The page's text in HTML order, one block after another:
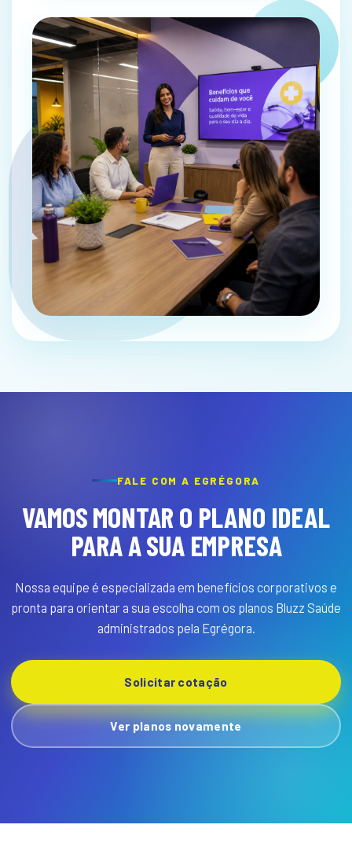
FALE COM A EGRÉGORA
VAMOS MONTAR O PLANO IDEAL
PARA A SUA EMPRESA
Nossa equipe é especializada em benefícios corporativos e
pronta para orientar a sua escolha com os planos Bluzz Saúde
administrados pela Egrégora.
Solicitar cotação
Ver planos novamente